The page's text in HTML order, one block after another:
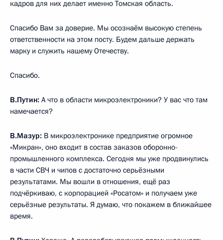
кадров для них делает именно Томская область.
Спасибо Вам за доверие. Мы осознаём высокую степень
ответственности на этом посту. Будем дальше держать
марку и служить нашему Отечеству.
Спасибо.
В.Путин: А что в области микроэлектроники? У вас что там
намечается?
В.Мазур: В микроэлектронике предприятие огромное
«Микран», оно входит в состав заказов оборонно-
промышленного комплекса. Сегодня мы уже продвинулись
в части СВЧ и чипов с достаточно серьёзными
результатами. Мы вошли в отношения, ещё раз
подчёркиваю, с корпорацией «Росатом» и получаем уже
серьёзные результаты. Я думаю, что покажем в ближайшее
время.